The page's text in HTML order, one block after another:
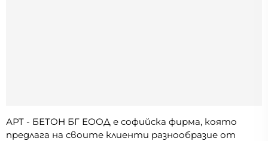
АРТ - БЕТОН БГ ЕООД е софийска фирма, която
предлага на своите клиенти разнообразие от